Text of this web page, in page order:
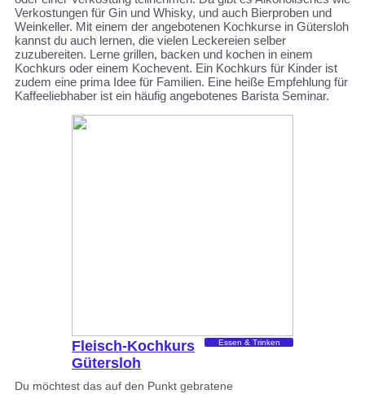
Verkostungen für Gin und Whisky, und auch Bierproben und
Weinkeller. Mit einem der angebotenen Kochkurse in Gütersloh
kannst du auch lernen, die vielen Leckereien selber
zuzubereiten. Lerne grillen, backen und kochen in einem
Kochkurs oder einem Kochevent. Ein Kochkurs für Kinder ist
zudem eine prima Idee für Familien. Eine heiße Empfehlung für
Kaffeeliebhaber ist ein häufig angebotenes Barista Seminar.
Fleisch-Kochkurs
Gütersloh
Essen & Trinken
Du möchtest das auf den Punkt gebratene